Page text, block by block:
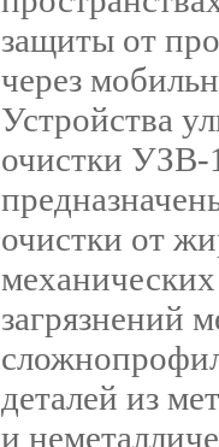
защиты от
через
Устройства
очистки УЗВ-
очистки от
загрязнений
деталей из
и